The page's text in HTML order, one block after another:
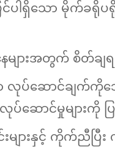
ြင်ပါရှိသော မိုက်ခ
များအတွက် စိတ်ခ
ာ လုပ်ဆောင်ချ
လုပ်ဆောင်မှုများကို
များနှင့် ကိုက်ညီပြီ